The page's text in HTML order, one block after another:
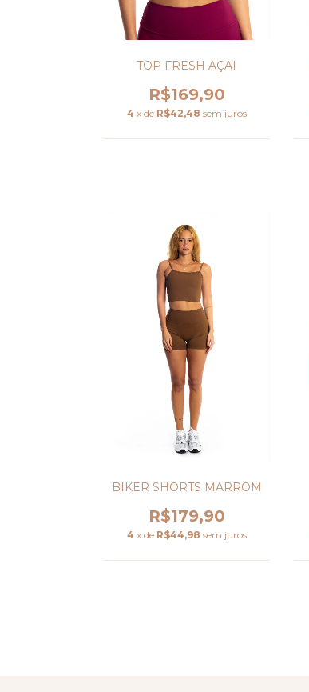
TOP FRESH AÇAI
R$169,90
4 x de R$42,48 sem juros
BIKER SHORTS MARROM
R$179,90
4 x de R$44,98 sem juros